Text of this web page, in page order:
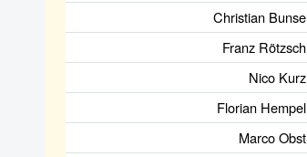
Christian Bunse
Franz Rötzsch
Nico Kurz
Florian Hempel
Marco Obst